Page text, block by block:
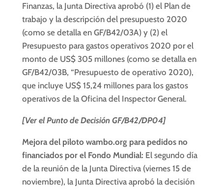
Finanzas, la Junta Directiva aprobó (1) el Plan de
trabajo y la descripción del presupuesto 2020
(como se detalla en GF/B42/03A) y (2) el
Presupuesto para gastos operativos 2020 por el
monto de US$ 305 millones (como se detalla en
GF/B42/03B, “Presupuesto de operativo 2020),
que incluye US$ 15,24 millones para los gastos
operativos de la Oficina del Inspector General.
[Ver el Punto de Decisión GF/B42/DP04]
Mejora del piloto wambo.org para pedidos no
financiados por el Fondo Mundial: El segundo día
de la reunión de la Junta Directiva (viernes 15 de
noviembre), la Junta Directiva aprobó la decisión